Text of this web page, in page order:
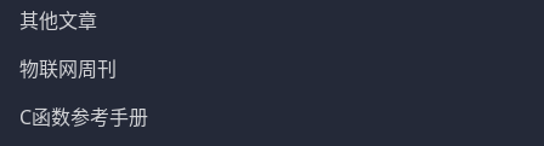
其他文章
物联网周刊
C函数参考手册